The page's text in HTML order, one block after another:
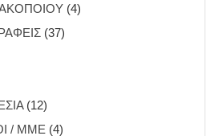
(4)
(37)
(12)
/ ΜΜΕ (4)